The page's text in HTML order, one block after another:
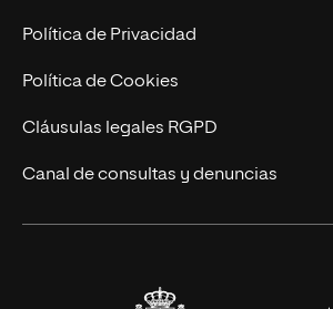
Marketing y Comunicación
Ingeniería
Diseño
Ciencias de la Salud
Política de Privacidad
Política de Cookies
Cláusulas legales RGPD
Canal de consultas y denuncias